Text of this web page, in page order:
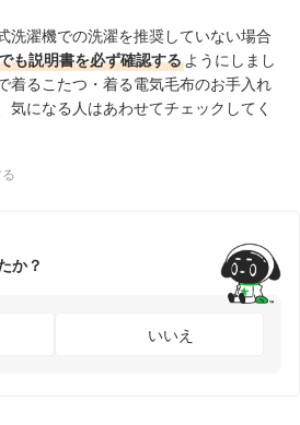
洗濯機での洗濯を推奨していない場合
も説明書を必ず確認する ようにしまし
着るこたつ・着る電気毛布のお手入れ
気になる人はあわせてチェックしてく
か？
いいえ